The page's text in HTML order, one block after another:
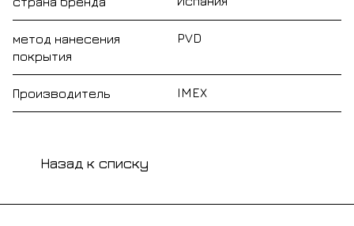
метод нанесения
покрытия
PVD
Производитель IMEX
Назад к списку